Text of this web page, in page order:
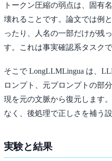
トークン圧縮の弱点は、固有
壊れることです。論文では例
ったり、人名の一部だけが残
す。これは事実確認系タスク
そこで LongLLMLingua は、
ロンプト、元プロンプトの部
現を元の文脈から復元します
なく、後処理で正しさを補う
実験と結果